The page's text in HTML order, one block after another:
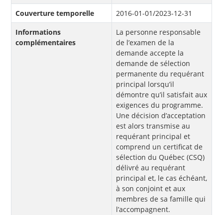
Couverture temporelle
2016-01-01/2023-12-31
Informations
complémentaires
La personne responsable
de l’examen de la
demande accepte la
demande de sélection
permanente du requérant
principal lorsqu’il
démontre qu’il satisfait aux
exigences du programme.
Une décision d’acceptation
est alors transmise au
requérant principal et
comprend un certificat de
sélection du Québec (CSQ)
délivré au requérant
principal et, le cas échéant,
à son conjoint et aux
membres de sa famille qui
l’accompagnent.